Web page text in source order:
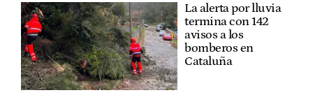
La alerta por lluvia
termina con 142
avisos a los
bomberos en
Cataluña